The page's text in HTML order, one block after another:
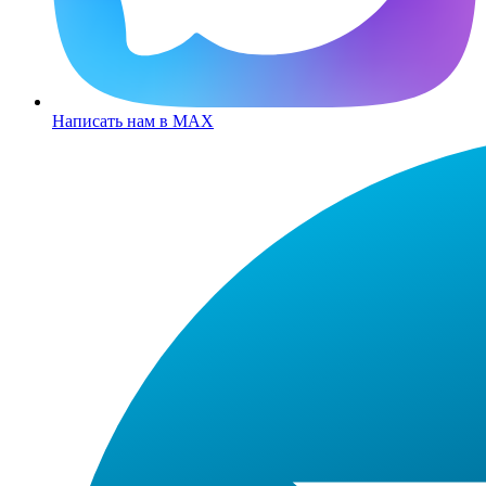
Написать нам в MAX